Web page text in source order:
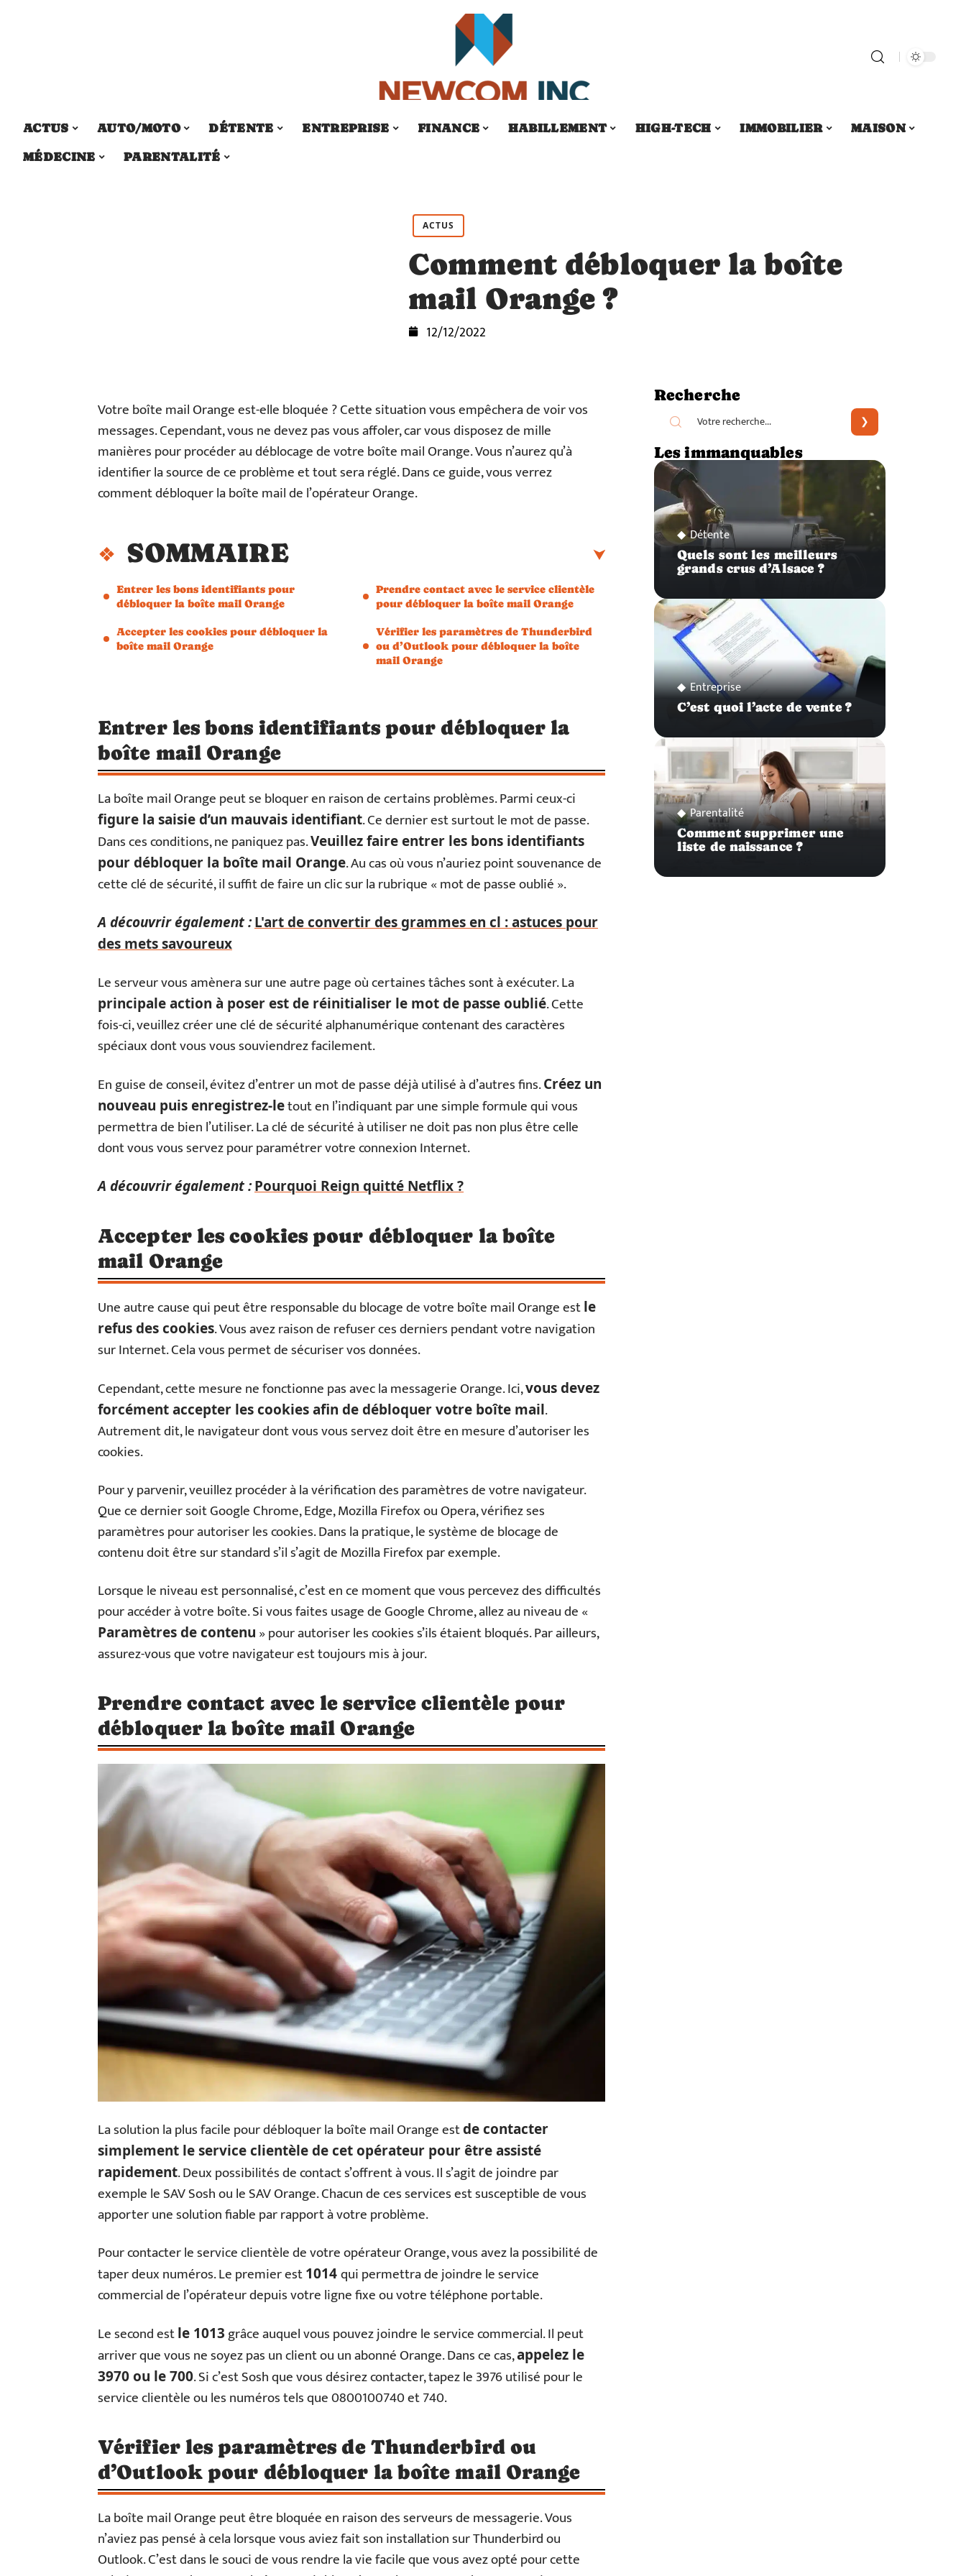
ACTUS AUTO/MOTO DÉTENTE ENTREPRISE FINANCE HABILLEMENT HIGH-TECH IMMOBILIER
MAISON
MÉDECINE
PARENTALITÉ
ACTUS
Comment débloquer la boîte
mail Orange ?
12/12/2022
Votre boîte mail Orange est-elle bloquée ? Cette situation vous empêchera de voir vos
messages. Cependant, vous ne devez pas vous affoler, car vous disposez de mille
manières pour procéder au déblocage de votre boîte mail Orange. Vous n’aurez qu’à
identifier la source de ce problème et tout sera réglé. Dans ce guide, vous verrez
comment débloquer la boîte mail de l’opérateur Orange.
SOMMAIRE
Entrer les bons identifiants pour
débloquer la boîte mail Orange
Accepter les cookies pour débloquer la
boîte mail Orange
Prendre contact avec le service clientèle
pour débloquer la boîte mail Orange
Vérifier les paramètres de Thunderbird
ou d’Outlook pour débloquer la boîte
mail Orange
Entrer les bons identifiants pour débloquer la
boîte mail Orange
La boîte mail Orange peut se bloquer en raison de certains problèmes. Parmi ceux-ci
figure la saisie d’un mauvais identifiant. Ce dernier est surtout le mot de passe.
Dans ces conditions, ne paniquez pas.Veuillez faire entrer les bons identifiants
pour débloquer la boîte mail Orange. Au cas où vous n’auriez point souvenance de
cette clé de sécurité, il suffit de faire un clic sur la rubrique « mot de passe oublié ».
A découvrir également :L'art de convertir des grammes en cl : astuces pour
des mets savoureux
Le serveur vous amènera sur une autre page où certaines tâches sont à exécuter. La
principale action à poser est de réinitialiser le mot de passe oublié. Cette
fois-ci, veuillez créer une clé de sécurité alphanumérique contenant des caractères
spéciaux dont vous vous souviendrez facilement.
En guise de conseil, évitez d’entrer un mot de passe déjà utilisé à d’autres fins.Créez un
nouveau puis enregistrez-letout en l’indiquant par une simple formule qui vous
permettra de bien l’utiliser. La clé de sécurité à utiliser ne doit pas non plus être celle
dont vous vous servez pour paramétrer votre connexion Internet.
A découvrir également :Pourquoi Reign quitté Netflix ?
Accepter les cookies pour débloquer la boîte
mail Orange
Une autre cause qui peut être responsable du blocage de votre boîte mail Orange estle
refus des cookies. Vous avez raison de refuser ces derniers pendant votre navigation
sur Internet. Cela vous permet de sécuriser vos données.
Cependant, cette mesure ne fonctionne pas avec la messagerie Orange. Ici,vous devez
forcément accepter les cookies afin de débloquer votre boîte mail.
Autrement dit, le navigateur dont vous vous servez doit être en mesure d’autoriser les
cookies.
Pour y parvenir, veuillez procéder à la vérification des paramètres de votre navigateur.
Que ce dernier soit Google Chrome, Edge, Mozilla Firefox ou Opera, vérifiez ses
paramètres pour autoriser les cookies. Dans la pratique, le système de blocage de
contenu doit être sur standard s’il s’agit de Mozilla Firefox par exemple.
Lorsque le niveau est personnalisé, c’est en ce moment que vous percevez des difficultés
pour accéder à votre boîte. Si vous faites usage de Google Chrome, allez au niveau de «
Paramètres de contenu » pour autoriser les cookies s’ils étaient bloqués. Par ailleurs,
assurez-vous que votre navigateur est toujours mis à jour.
Prendre contact avec le service clientèle pour
débloquer la boîte mail Orange
La solution la plus facile pour débloquer la boîte mail Orange estde contacter
simplement le service clientèle de cet opérateur pour être assisté
rapidement. Deux possibilités de contact s’offrent à vous. Il s’agit de joindre par
exemple le SAV Sosh ou le SAV Orange. Chacun de ces services est susceptible de vous
apporter une solution fiable par rapport à votre problème.
Pour contacter le service clientèle de votre opérateur Orange, vous avez la possibilité de
taper deux numéros. Le premier est1014qui permettra de joindre le service
commercial de l’opérateur depuis votre ligne fixe ou votre téléphone portable.
Le second estle 1013grâce auquel vous pouvez joindre le service commercial. Il peut
arriver que vous ne soyez pas un client ou un abonné Orange. Dans ce cas,appelez le
3970 ou le 700. Si c’est Sosh que vous désirez contacter, tapez le 3976 utilisé pour le
service clientèle ou les numéros tels que 0800100740 et 740.
Vérifier les paramètres de Thunderbird ou
d’Outlook pour débloquer la boîte mail Orange
La boîte mail Orange peut être bloquée en raison des serveurs de messagerie. Vous
n’aviez pas pensé à cela lorsque vous aviez fait son installation sur Thunderbird ou
Outlook. C’est dans le souci de vous rendre la vie facile que vous avez opté pour cette
Recherche
Les immanquables
Détente
Quels sont les meilleurs
grands crus d’Alsace ?
Entreprise
C’est quoi l’acte de vente ?
Parentalité
Comment supprimer une
liste de naissance ?